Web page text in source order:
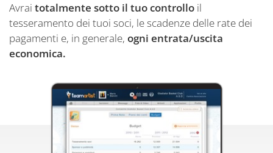
Avrai totalmente sotto il tuo controllo il
tesseramento dei tuoi soci, le scadenze delle rate dei
pagamenti e, in generale, ogni entrata/uscita
economica.